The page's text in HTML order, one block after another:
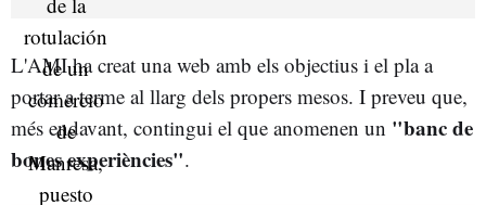
L'AMI ha creat una web amb els objectius i el pla a
portar a terme al llarg dels propers mesos. I preveu que,
més endavant, contingui el que anomenen un "banc de
bones experiències".